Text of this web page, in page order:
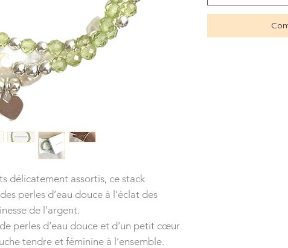
délicatement assortis, ce stack
perles d’eau douce à l’éclat des
de l’argent.
perles d’eau douce et d’un petit cœur
tendre et féminine à l’ensemble.